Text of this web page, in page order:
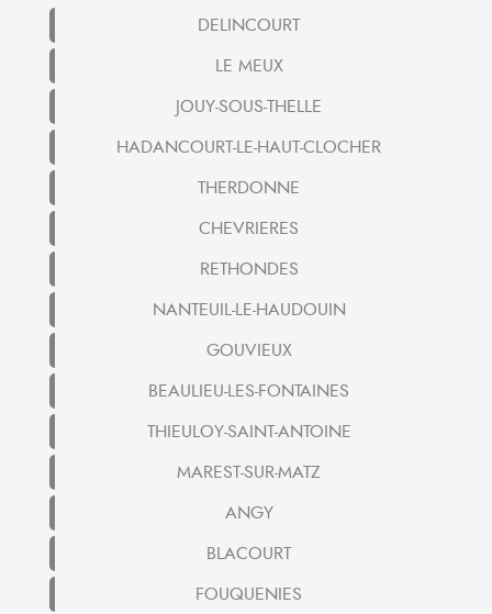
DELINCOURT
LE MEUX
JOUY-SOUS-THELLE
HADANCOURT-LE-HAUT-CLOCHER
THERDONNE
CHEVRIERES
RETHONDES
NANTEUIL-LE-HAUDOUIN
GOUVIEUX
BEAULIEU-LES-FONTAINES
THIEULOY-SAINT-ANTOINE
MAREST-SUR-MATZ
ANGY
BLACOURT
FOUQUENIES